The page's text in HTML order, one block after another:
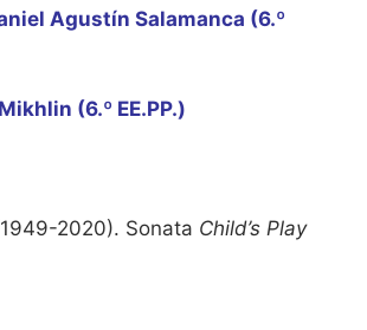
Agustín Salamanca (6.º
(6.º EE.PP.)
2020). Sonata Child’s Play